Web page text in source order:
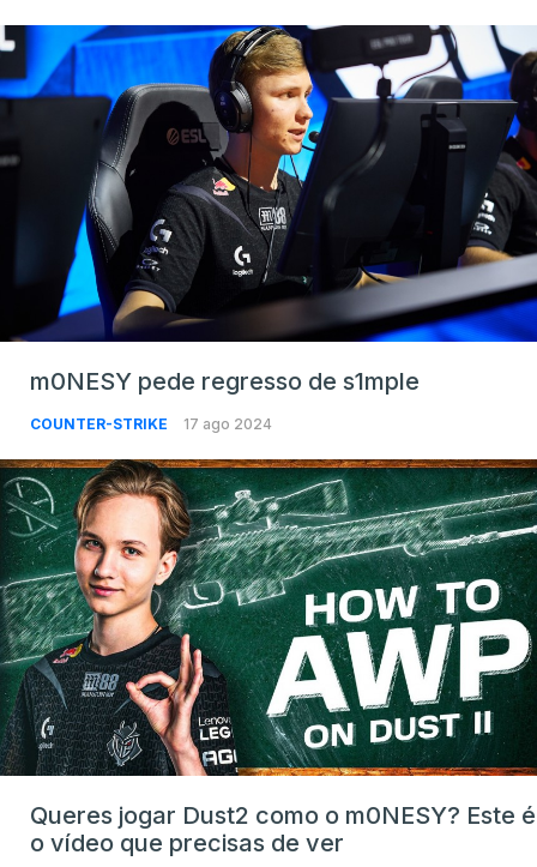
m0NESY pede regresso de s1mple
COUNTER-STRIKE 17 ago 2024
Queres jogar Dust2 como o m0NESY? Este é
o vídeo que precisas de ver